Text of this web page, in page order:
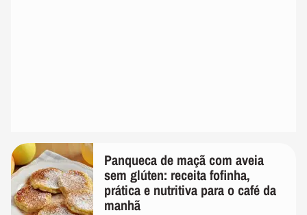
Panqueca de maçã com aveia
sem glúten: receita fofinha,
prática e nutritiva para o café da
manhã